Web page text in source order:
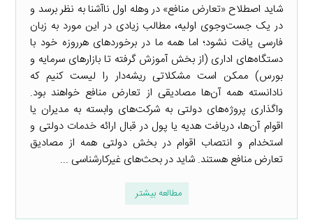
شاید اصطلاح «تعارض منافع» در وهله اول ناآشنا به نظر برسد و
در یک جست‌وجوی اولیه، مطالب زیادی در این مورد به زبان
فارسی یافت نشود؛ اما همه ما در برخوردهای هرروزه خود با
دستگاه‌های اداری (از بخش آموزش گرفته تا بازارهای سرمایه و
بورس) ممکن است مشکلاتی ریشه‌دار را لیست کنیم که
نادانسته همه آن‌ها مصادیقی از تعارض منافع خواهند بود.
واگذاری پروژه‌های دولتی به شرکت‌های وابسته به مدیران یا
اقوام آن‌ها، دریافت هدیه یا پول در قبال ارائه خدمات دولتی و
استخدام و انتصاب اقوام در بخش دولتی همه از مصادیق
تعارض منافع هستند. شاید در بحث‌های غیرکارشناسی ...
مطالعه بیشتر